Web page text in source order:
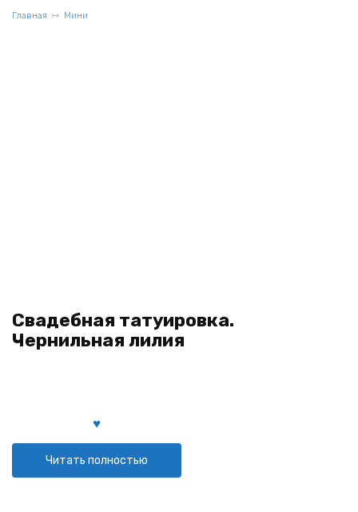
Главная Мини
Свадебная татуировка.
Чернильная лилия
Читать полностью